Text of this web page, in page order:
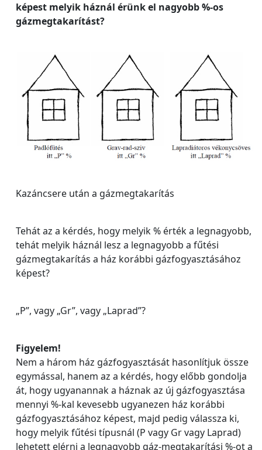
képest melyik háznál érünk el nagyobb %-os
gázmegtakarítást?
Kazáncsere után a gázmegtakarítás
Tehát az a kérdés, hogy melyik % érték a legnagyobb,
tehát melyik háznál lesz a legnagyobb a fűtési
gázmegtakarítás a ház korábbi gázfogyasztásához
képest?
„P”, vagy „Gr”, vagy „Laprad”?
Figyelem!
Nem a három ház gázfogyasztását hasonlítjuk össze
egymással, hanem az a kérdés, hogy előbb gondolja
át, hogy ugyanannak a háznak az új gázfogyasztása
mennyi %-kal kevesebb ugyanezen ház korábbi
gázfogyasztásához képest, majd pedig válassza ki,
hogy melyik fűtési típusnál (P vagy Gr vagy Laprad)
lehetett elérni a legnagyobb gáz-megtakarítási %-ot a